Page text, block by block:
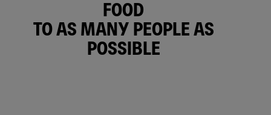
FOOD
TO AS MANY PEOPLE AS
POSSIBLE